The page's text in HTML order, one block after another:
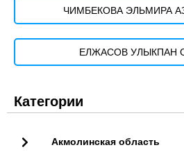
ЧИМБЕКОВА ЭЛЬМИРА
ЕЛЖАСОВ УЛЫКПАН
Категории
Акмолинская область